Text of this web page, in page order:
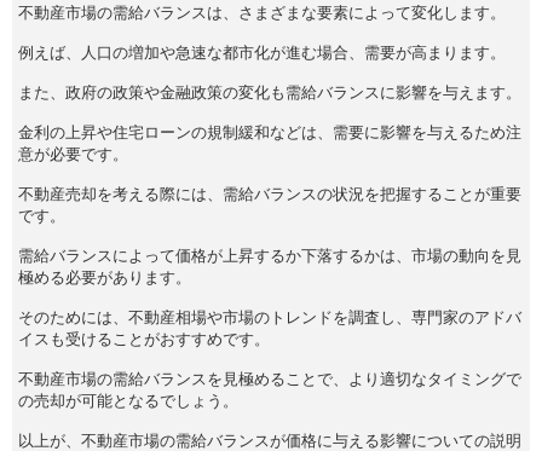
不動産市場の需給バランスは、さまざまな要素によって変化します。
例えば、人口の増加や急速な都市化が進む場合、需要が高まります。
また、政府の政策や金融政策の変化も需給バランスに影響を与えます。
金利の上昇や住宅ローンの規制緩和などは、需要に影響を与えるため注
意が必要です。
不動産売却を考える際には、需給バランスの状況を把握することが重要
です。
需給バランスによって価格が上昇するか下落するかは、市場の動向を見
極める必要があります。
そのためには、不動産相場や市場のトレンドを調査し、専門家のアドバ
イスも受けることがおすすめです。
不動産市場の需給バランスを見極めることで、より適切なタイミングで
の売却が可能となるでしょう。
以上が、不動産市場の需給バランスが価格に与える影響についての説明